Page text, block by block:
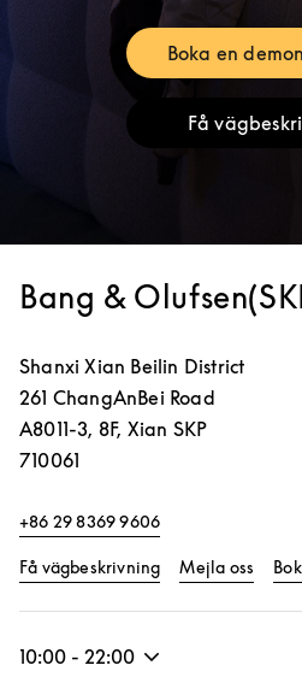
Boka en
Få
Bang &
Shanxi Xian Beilin District
261 ChangAnBei Road
A8011-3, 8F, Xian SKP
710061
+86 29 8369 9606
Få vägbeskrivningLink Opens in
Mejla oss
10:00 - 22:00